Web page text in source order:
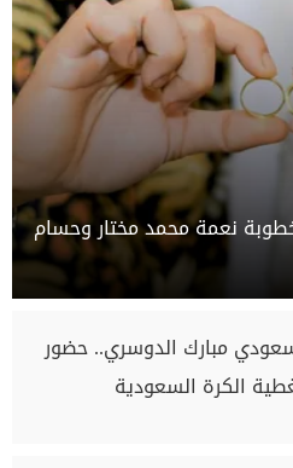
نعمة محمد مختار وحسام
مبارك الدوسري.. حضور
الكرة السعودية